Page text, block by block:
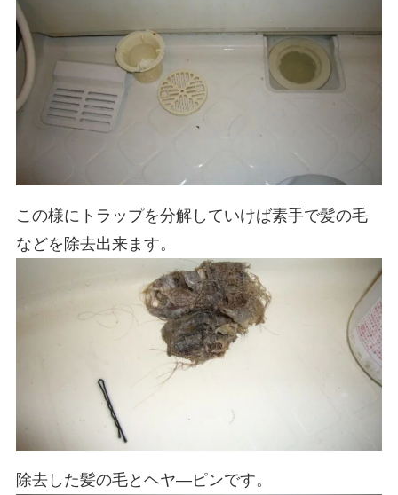
この様にトラップを分解していけば素手で髪の毛
などを除去出来ます。
除去した髪の毛とヘヤ―ピンです。